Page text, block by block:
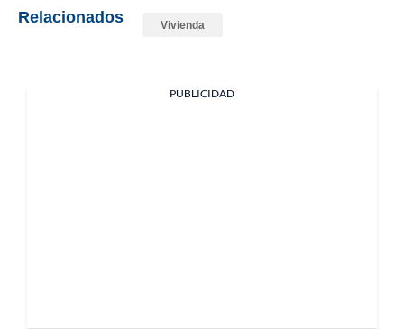
Relacionados Vivienda
PUBLICIDAD